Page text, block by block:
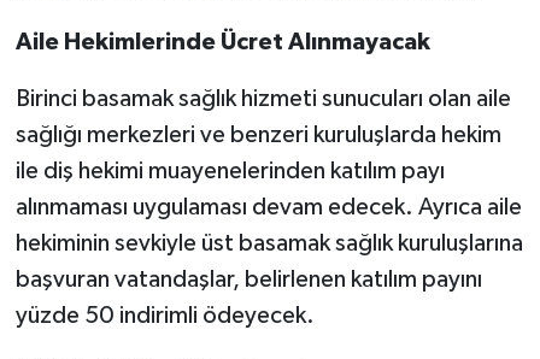
Aile Hekimlerinde Ücret Alınmayacak
Birinci basamak sağlık hizmeti sunucuları olan aile
sağlığı merkezleri ve benzeri kuruluşlarda hekim
ile diş hekimi muayenelerinden katılım payı
alınmaması uygulaması devam edecek. Ayrıca aile
hekiminin sevkiyle üst basamak sağlık kuruluşlarına
başvuran vatandaşlar, belirlenen katılım payını
yüzde 50 indirimli ödeyecek.